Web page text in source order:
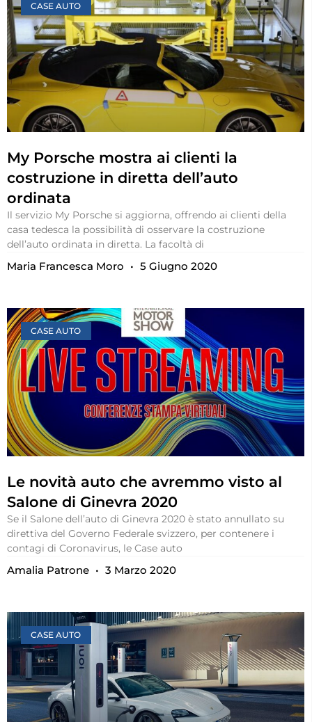
CASE AUTO
My Porsche mostra ai clienti la
costruzione in diretta dell’auto
ordinata
Il servizio My Porsche si aggiorna, offrendo ai clienti della
casa tedesca la possibilità di osservare la costruzione
dell’auto ordinata in diretta. La facoltà di
Maria Francesca Moro 5 Giugno 2020
CASE AUTO
Le novità auto che avremmo visto al
Salone di Ginevra 2020
Se il Salone dell’auto di Ginevra 2020 è stato annullato su
direttiva del Governo Federale svizzero, per contenere i
contagi di Coronavirus, le Case auto
Amalia Patrone 3 Marzo 2020
CASE AUTO